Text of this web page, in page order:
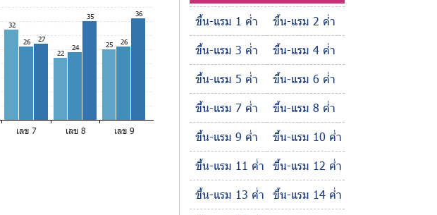
32
26
27
22
24
35
25 26
36
เลข 7 เลข 8 เลข 9
ขึ้น-แรม 1 ค่ำ
ขึ้น-แรม 2 ค่ำ
ขึ้น-แรม 3 ค่ำ
ขึ้น-แรม 4 ค่ำ
ขึ้น-แรม 5 ค่ำ
ขึ้น-แรม 6 ค่ำ
ขึ้น-แรม 7 ค่ำ
ขึ้น-แรม 8 ค่ำ
ขึ้น-แรม 9 ค่ำ
ขึ้น-แรม 10 ค่ำ
ขึ้น-แรม 11 ค่ำ
ขึ้น-แรม 12 ค่ำ
ขึ้น-แรม 13 ค่ำ
ขึ้น-แรม 14 ค่ำ